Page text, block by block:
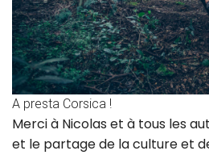
A presta Corsica !
Merci à Nicolas et à tous les
et le partage de la culture et